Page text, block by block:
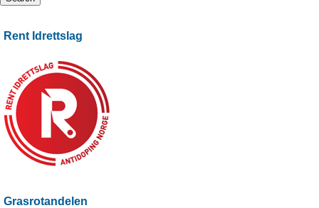
Rent Idrettslag
Grasrotandelen